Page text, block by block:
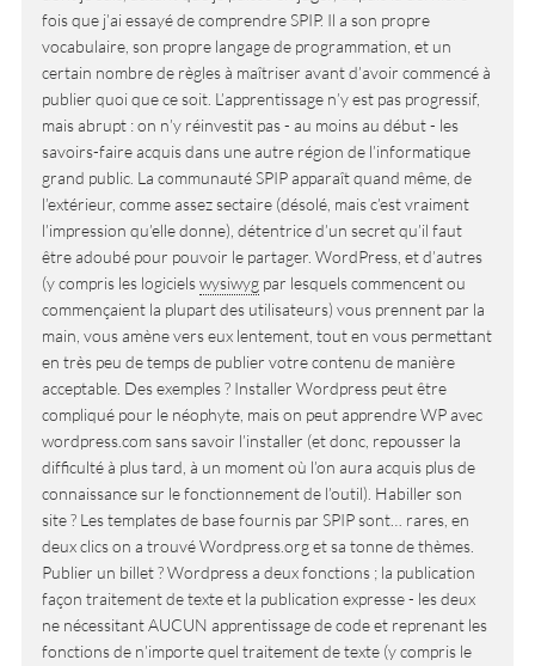
fois que j’ai essayé de comprendre SPIP. Il a son propre
vocabulaire, son propre langage de programmation, et un
certain nombre de règles à maîtriser avant d’avoir commencé à
publier quoi que ce soit. L’apprentissage n’y est pas progressif,
mais abrupt : on n’y réinvestit pas - au moins au début - les
savoirs-faire acquis dans une autre région de l’informatique
grand public. La communauté SPIP apparaît quand même, de
l’extérieur, comme assez sectaire (désolé, mais c’est vraiment
l’impression qu’elle donne), détentrice d’un secret qu’il faut
être adoubé pour pouvoir le partager. WordPress, et d’autres
(y compris les logicielswysiwygpar lesquels commencent ou
commençaient la plupart des utilisateurs) vous prennent par la
main, vous amène vers eux lentement, tout en vous permettant
en très peu de temps de publier votre contenu de manière
acceptable. Des exemples ? Installer Wordpress peut être
compliqué pour le néophyte, mais on peut apprendre WP avec
wordpress.com sans savoir l’installer (et donc, repousser la
difficulté à plus tard, à un moment où l’on aura acquis plus de
connaissance sur le fonctionnement de l’outil). Habiller son
site ? Les templates de base fournis par SPIP sont… rares, en
deux clics on a trouvé Wordpress.org et sa tonne de thèmes.
Publier un billet ? Wordpress a deux fonctions ; la publication
façon traitement de texte et la publication expresse - les deux
ne nécessitant AUCUN apprentissage de code et reprenant les
fonctions de n’importe quel traitement de texte (y compris le